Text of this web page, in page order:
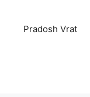
Pradosh Vrat